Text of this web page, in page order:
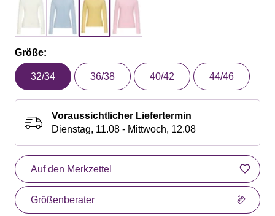
Größe:
32/34 36/38 40/42 44/46
Voraussichtlicher Liefertermin
Dienstag, 11.08 - Mittwoch, 12.08
Auf den Merkzettel
Größenberater